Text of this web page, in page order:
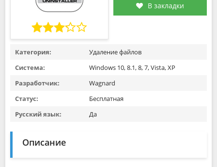
В закладки
Категория:
Удаление файлов
Система:
Windows 10, 8.1, 8, 7, Vista, XP
Разработчик:
Wagnard
Статус:
Бесплатная
Русский язык:
Да
Описание